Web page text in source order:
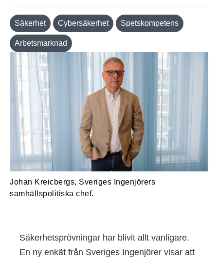
Säkerhet Cybersäkerhet Spetskompetens
Arbetsmarknad
Johan Kreicbergs, Sveriges Ingenjörers
samhällspolitiska chef.
Säkerhetsprövningar har blivit allt vanligare.
En ny enkät från Sveriges Ingenjörer visar att